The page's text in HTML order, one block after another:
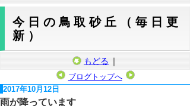
今日の鳥取砂丘（毎日更
新）
もどる ｜
ブログトップへ
2017年10月12日
雨が降っています